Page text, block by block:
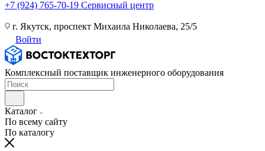
+7 (924) 765-70-19 Сервисный центр
г. Якутск, проспект Михаила Николаева, 25/5
Войти
Комплексный поставщик инженерного оборудования
Каталог
По всему сайту
По каталогу